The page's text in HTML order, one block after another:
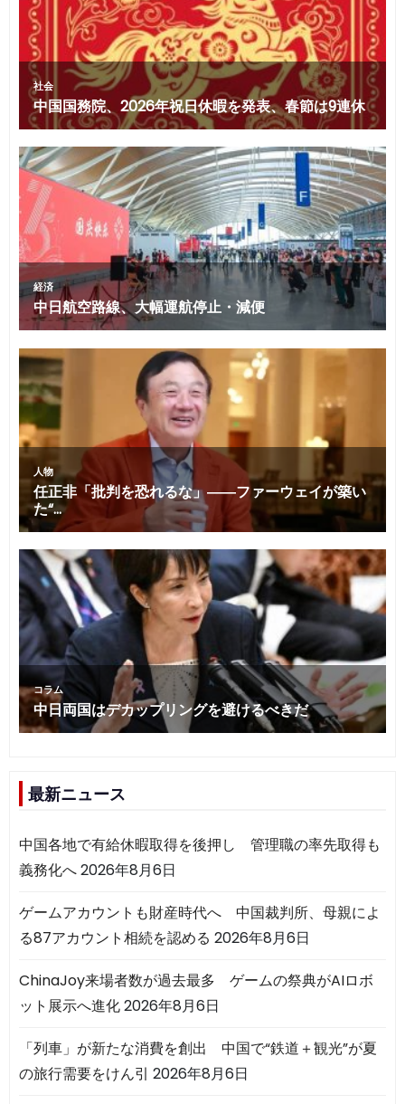
最新ニュース
中国各地で有給休暇取得を後押し 管理職の率先取得も
義務化へ2026年8月6日
ゲームアカウントも財産時代へ 中国裁判所、母親によ
る87アカウント相続を認める 2026年8月6日
ChinaJoy来場者数が過去最多 ゲームの祭典がAIロボ
ット展示へ進化2026年8月6日
「列車」が新たな消費を創出 中国で“鉄道＋観光”が夏
の旅行需要をけん引 2026年8月6日